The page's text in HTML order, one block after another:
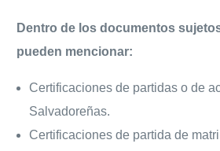
Dentro de los documentos
pueden mencionar:
Certificaciones de partidas o de
Salvadoreñas.
Certificaciones de partida de